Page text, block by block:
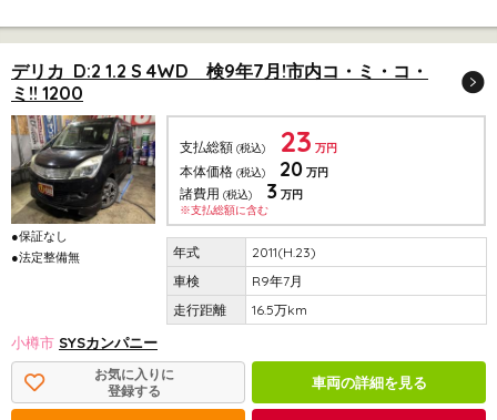
デリカ D:2 1.2 S 4WD 検9年7月!市内コ・ミ・コ・
ミ!! 1200
●保証なし
●法定整備無
支払総額 (税込) 23 万円
本体価格 (税込) 20 万円
諸費用 (税込) 3 万円
※支払総額に含む
2011(H.23)
R9年7月
16.5万km
小樽市 SYSカンパニー
お気に入りに
登録する
車両の詳細を見る